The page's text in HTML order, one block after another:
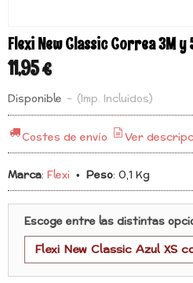
Flexi New Classic Correa 3M y
11,95 €
Disponible - (Imp. Incluidos)
Costes de envío Ver
Marca: Flexi • Peso: 0,1 Kg
Escoge entre las distintas